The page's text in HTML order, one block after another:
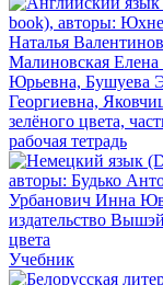
рабочая тетрадь
Учебник